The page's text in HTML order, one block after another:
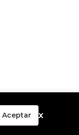
Aceptar x